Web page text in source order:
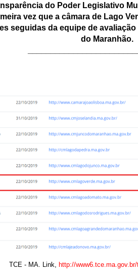
do Poder Legislativo
vez que a câmara de Lago
seguidas da equipe de
do Maranhão.
TCE - MA. Link, http://